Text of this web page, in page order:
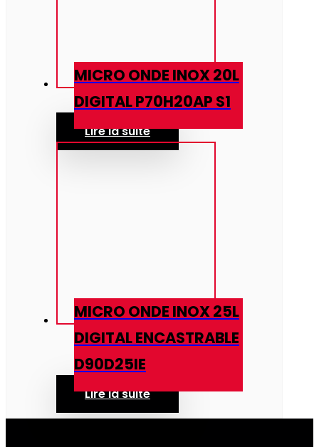
MICRO ONDE INOX 20L
DIGITAL P70H20AP S1
Lire la suite
MICRO ONDE INOX 25L
DIGITAL ENCASTRABLE
D90D25IE
Lire la suite